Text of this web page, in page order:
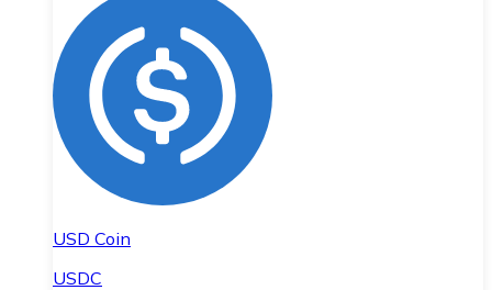
USD Coin
USDC